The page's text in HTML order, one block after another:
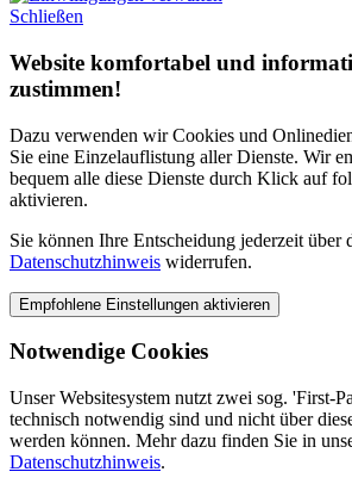
Schließen
Website komfortabel und
zustimmen!
Dazu verwenden wir Cookies und
Sie eine Einzelauflistung aller Dienste. Wir
bequem alle diese Dienste durch Klick auf
aktivieren.
Sie können Ihre Entscheidung jederzeit über
Datenschutzhinweis widerrufen.
Notwendige Cookies
Unser Websitesystem nutzt zwei sog. 'First-
technisch notwendig sind und nicht über
werden können. Mehr dazu finden Sie in
Datenschutzhinweis.